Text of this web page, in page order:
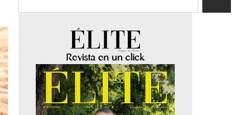
Revista en un click